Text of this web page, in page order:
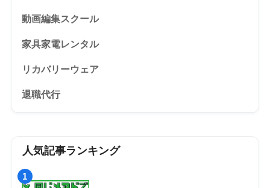
動画編集スクール
家具家電レンタル
リカバリーウェア
退職代行
人気記事ランキング
1